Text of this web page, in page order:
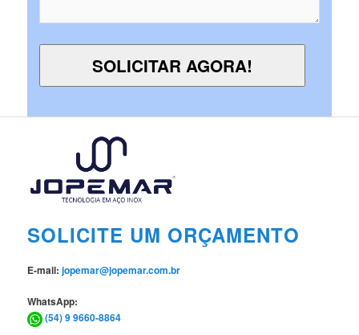
SOLICITE UM ORÇAMENTO
E-mail:jopemar@jopemar.com.br
WhatsApp:
(54) 9 9660-8864